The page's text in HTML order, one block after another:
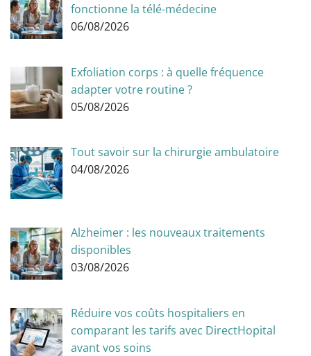
fonctionne la télé-médecine
06/08/2026
Exfoliation corps : à quelle fréquence
adapter votre routine ?
05/08/2026
Tout savoir sur la chirurgie ambulatoire
04/08/2026
Alzheimer : les nouveaux traitements
disponibles
03/08/2026
Réduire vos coûts hospitaliers en
comparant les tarifs avec DirectHopital
avant vos soins